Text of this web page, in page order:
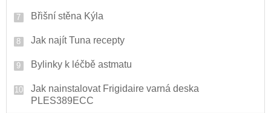
Břišní stěna Kýla
Jak najít Tuna recepty
Bylinky k léčbě astmatu
Jak nainstalovat Frigidaire varná deska
PLES389ECC